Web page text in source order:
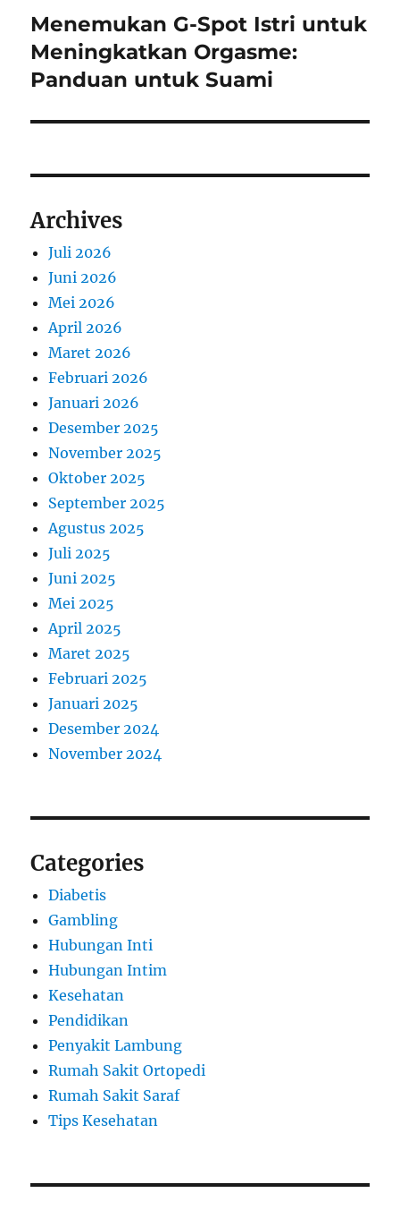
pos
Next
post:
Menemukan G-Spot Istri untuk
Meningkatkan Orgasme:
Panduan untuk Suami
Archives
Juli 2026
Juni 2026
Mei 2026
April 2026
Maret 2026
Februari 2026
Januari 2026
Desember 2025
November 2025
Oktober 2025
September 2025
Agustus 2025
Juli 2025
Juni 2025
Mei 2025
April 2025
Maret 2025
Februari 2025
Januari 2025
Desember 2024
November 2024
Categories
Diabetis
Gambling
Hubungan Inti
Hubungan Intim
Kesehatan
Pendidikan
Penyakit Lambung
Rumah Sakit Ortopedi
Rumah Sakit Saraf
Tips Kesehatan